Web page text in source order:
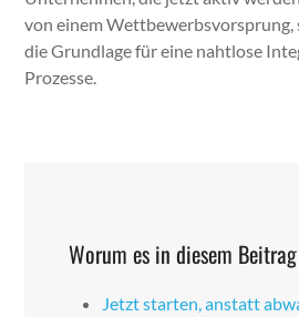
von einem Wet­tbe­werb­svor­sprung,
die Grund­lage für eine naht­lose
Prozesse.
Worum es in diesem
Jet­zt starten, anstatt